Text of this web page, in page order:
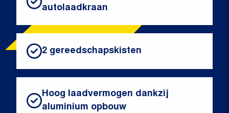
autolaadkraan
2 gereedschapskisten
Hoog laadvermogen dankzij
aluminium opbouw